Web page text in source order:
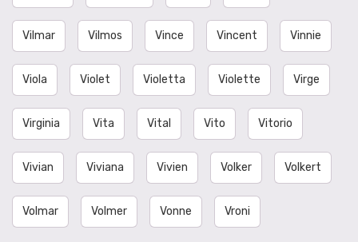
Vilmar Vilmos Vince Vincent Vinnie
Viola Violet Violetta Violette Virge
Virginia Vita Vital Vito Vitorio
Vivian Viviana Vivien Volker Volkert
Volmar Volmer Vonne Vroni